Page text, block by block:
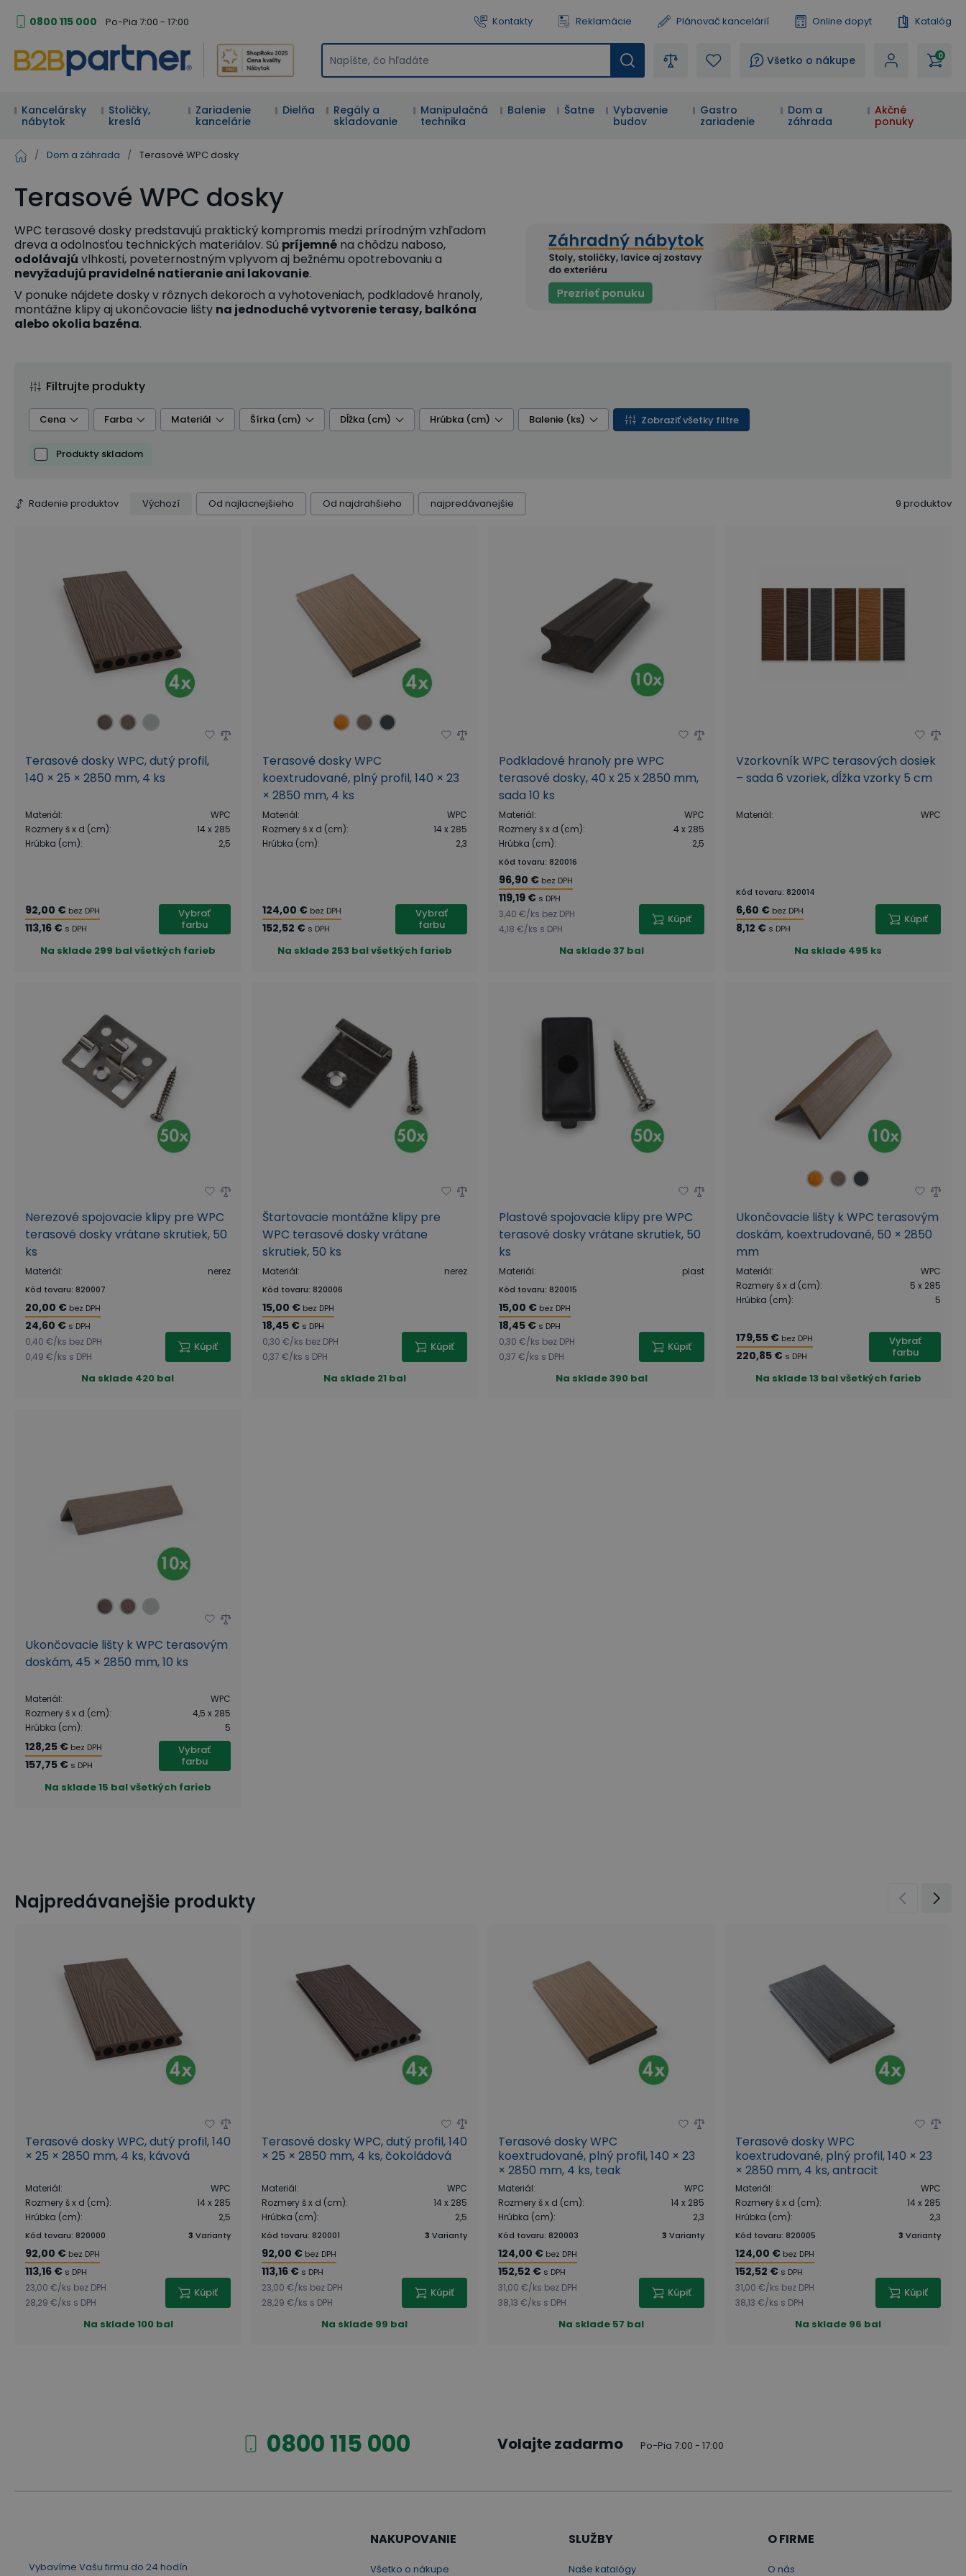
0800 115 000 Po-Pia 7:00 - 17:00 Kontakty Reklamácie Plánovač kancelárií Online dopyt Katalóg
? Všetko o nákupe 0
Kancelársky
nábytok
Stoličky,
kreslá
Zariadenie
kancelárie
Dielňa
Regály a
skladovanie
Manipulačná
technika
Balenie Šatne
Vybavenie
budov
Gastro
zariadenie
Dom a
záhrada
Akčné
ponuky
/ Dom a záhrada / Terasové WPC dosky
Terasové WPC dosky
WPC terasové dosky predstavujú praktický kompromis medzi prírodným vzhľadom
dreva a odolnosťou technických materiálov. Sú príjemné na chôdzu naboso,
odolávajú vlhkosti, poveternostným vplyvom aj bežnému opotrebovaniu a
nevyžadujú pravidelné natieranie ani lakovanie.
V ponuke nájdete dosky v rôznych dekoroch a vyhotoveniach, podkladové hranoly,
montážne klipy aj ukončovacie lišty na jednoduché vytvorenie terasy, balkóna
alebo okolia bazéna.
Filtrujte produkty
Cena Farba Materiál Šírka (cm) Dĺžka (cm) Hrúbka (cm) Balenie (ks) Zobraziť všetky filtre
Produkty skladom
Radenie produktov Výchozí Od najlacnejšieho Od najdrahšieho najpredávanejšie 9 produktov
Terasové dosky WPC, dutý profil,
140 × 25 × 2850 mm, 4 ks
Materiál:
WPC
Rozmery š x d (cm):
14 x 285
Hrúbka (cm): 2,5
92,00 € bez DPH
113,16 € s DPH
Vybrať
farbu
Na sklade 299 bal všetkých farieb
Terasové dosky WPC
koextrudované, plný profil, 140 × 23
× 2850 mm, 4 ks
Materiál:
WPC
Rozmery š x d (cm):
14 x 285
Hrúbka (cm): 2,3
124,00 € bez DPH
152,52 € s DPH
Vybrať
farbu
Na sklade 253 bal všetkých farieb
Podkladové hranoly pre WPC
terasové dosky, 40 x 25 x 2850 mm,
sada 10 ks
Materiál:
WPC
Rozmery š x d (cm):
4 x 285
Hrúbka (cm): 2,5
Kód tovaru: 820016
96,90 € bez DPH
119,19 € s DPH
3,40 €/ks bez DPH
4,18 €/ks s DPH
Kúpiť
Na sklade37 bal
Vzorkovník WPC terasových dosiek
– sada 6 vzoriek, dĺžka vzorky 5 cm
Materiál: WPC
Kód tovaru: 820014
6,60 € bez DPH
8,12 € s DPH
Kúpiť
Na sklade 495 ks
Nerezové spojovacie klipy pre WPC
terasové dosky vrátane skrutiek, 50
ks
Materiál: nerez
Kód tovaru: 820007
20,00 € bez DPH
24,60 € s DPH
0,40 €/ks bez DPH
0,49 €/ks s DPH
Kúpiť
Na sklade 420 bal
Štartovacie montážne klipy pre
WPC terasové dosky vrátane
skrutiek, 50 ks
Materiál: nerez
Kód tovaru: 820006
15,00 € bez DPH
18,45 € s DPH
0,30 €/ks bez DPH
0,37 €/ks s DPH
Kúpiť
Na sklade 21 bal
Plastové spojovacie klipy pre WPC
terasové dosky vrátane skrutiek, 50
ks
Materiál: plast
Kód tovaru: 820015
15,00 € bez DPH
18,45 € s DPH
0,30 €/ks bez DPH
0,37 €/ks s DPH
Kúpiť
Na sklade390 bal
Ukončovacie lišty k WPC terasovým
doskám, koextrudované, 50 × 2850
mm
Materiál:
WPC
Rozmery š x d (cm):
5 x 285
Hrúbka (cm): 5
179,55 € bez DPH
220,85 € s DPH
Vybrať
farbu
Na sklade13 bal všetkých farieb
Ukončovacie lišty k WPC terasovým
doskám, 45 × 2850 mm, 10 ks
Materiál:
WPC
Rozmery š x d (cm):
4,5 x 285
Hrúbka (cm): 5
128,25 € bez DPH
157,75 € s DPH
Vybrať
farbu
Na sklade15 bal všetkých farieb
Najpredávanejšie produkty
Terasové dosky WPC, dutý profil, 140
× 25 × 2850 mm, 4 ks, kávová
Materiál:
WPC
Rozmery š x d (cm):
14 x 285
Hrúbka (cm): 2,5
Kód tovaru: 820000 3 Varianty
92,00 € bez DPH
113,16 € s DPH
23,00 €/ks bez DPH
28,29 €/ks s DPH
Kúpiť
Na sklade100 bal
Terasové dosky WPC, dutý profil, 140
× 25 × 2850 mm, 4 ks, čokoládová
Materiál:
WPC
Rozmery š x d (cm):
14 x 285
Hrúbka (cm): 2,5
Kód tovaru:820001 3 Varianty
92,00 € bez DPH
113,16 € s DPH
23,00 €/ks bez DPH
28,29 €/ks s DPH
Kúpiť
Na sklade 99 bal
Terasové dosky WPC
koextrudované, plný profil, 140 × 23
× 2850 mm, 4 ks, teak
Materiál:
WPC
Rozmery š x d (cm):
14 x 285
Hrúbka (cm): 2,3
Kód tovaru:820003 3 Varianty
124,00 € bez DPH
152,52 € s DPH
31,00 €/ks bez DPH
38,13 €/ks s DPH
Kúpiť
Na sklade 57 bal
Terasové dosky WPC
koextrudované, plný profil, 140 × 23
× 2850 mm, 4 ks, antracit
Materiál:
WPC
Rozmery š x d (cm):
14 x 285
Hrúbka (cm): 2,3
Kód tovaru: 820005 3 Varianty
124,00 € bez DPH
152,52 € s DPH
31,00 €/ks bez DPH
38,13 €/ks s DPH
Kúpiť
Na sklade 96 bal
0800 115 000 Volajte zadarmo Po-Pia 7:00 - 17:00
Vybavíme Vašu firmu do 24 hodín
NAKUPOVANIE
Všetko o nákupe
SLUŽBY
Naše katalógy
O FIRME
O nás